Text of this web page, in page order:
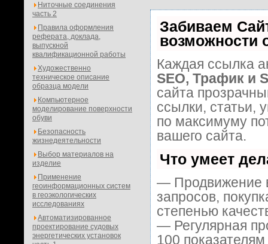
Ниточные соединения
часть 2
Правила оформления
реферата, доклада,
выпускной
квалификационной работы
Художественно
техническое описание
образца модели
Компьютерное
моделирование поверхности
обуви
Безопасность
жизнедеятельности
Выбор материалов на
изделие
Применение
геоинформационных систем
в геоэкологических
исследованиях
Автоматизированное
проектирование судовых
энергетических установок
Забиваем
возможности
Каждая ссылка
SEO, Трафик и
сайта
ссылки, статьи,
по максимуму
вашего сайта.
Что умеет
— Продвижение
запросов,
степенью
— Регулярная
100